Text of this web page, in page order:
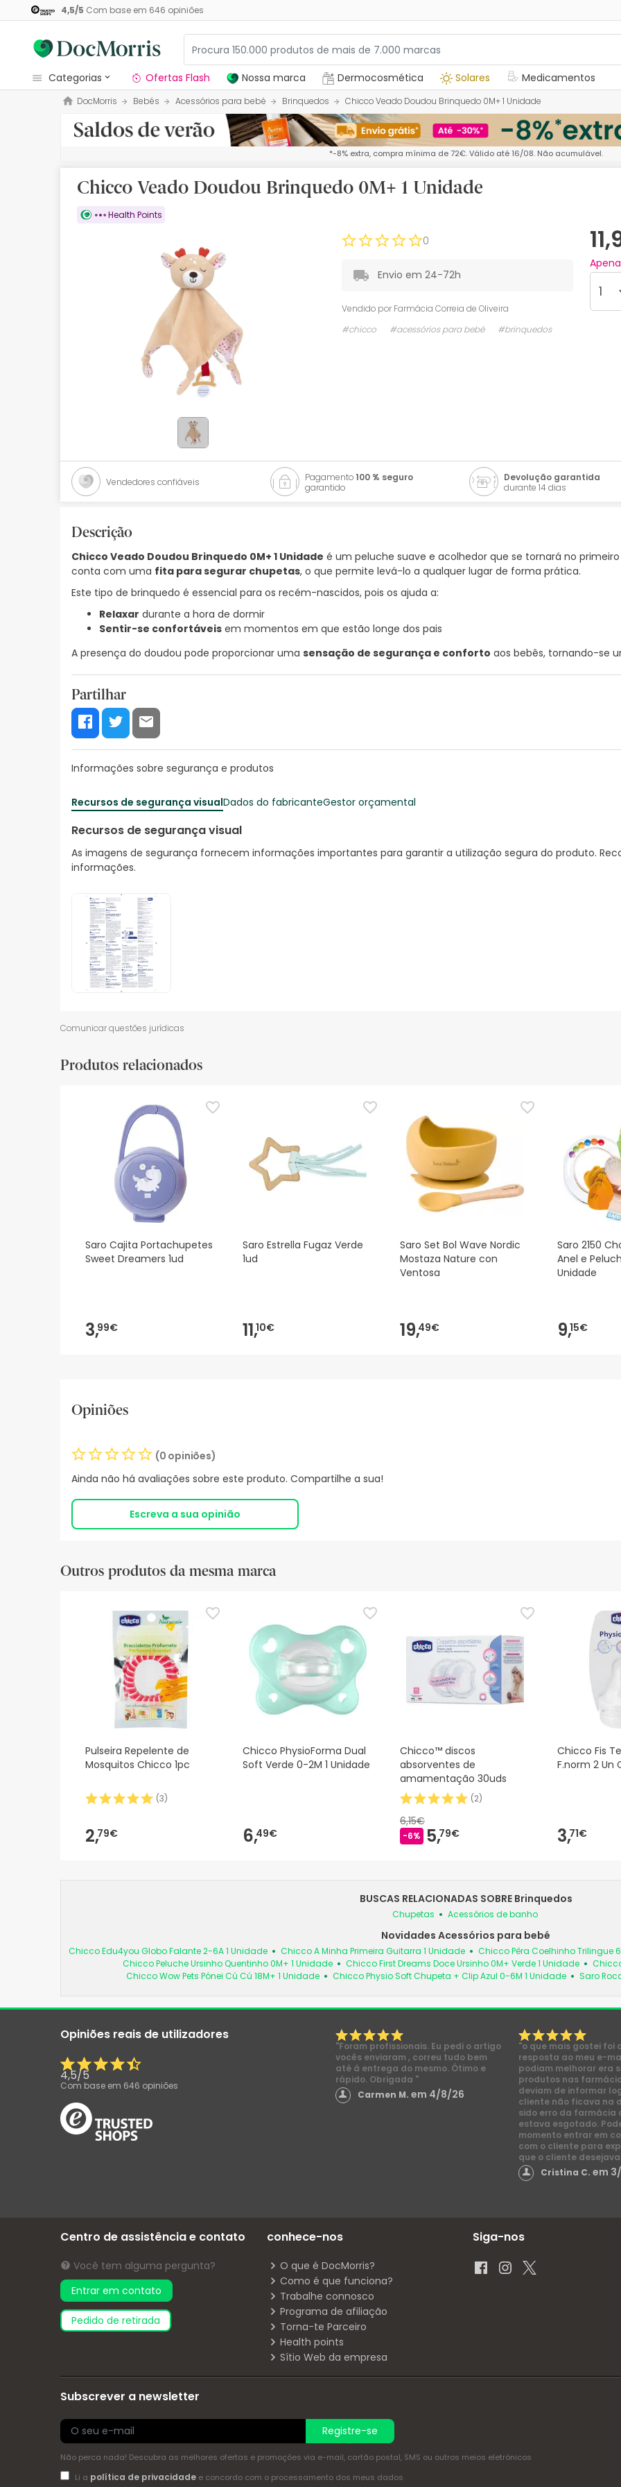
4,5/5 Com base em 646 opiniões
categorias
Dermocosmetica
Nossa marca
Medicamentos
Cosmética
Promoções
Mais vendidos
Health points
Ofertas Flash Nossa marca Dermocosmética Solares Medicamentos
DocMorris Bebés Acessórios para bebé Brinquedos Chicco Veado Doudou Brinquedo 0M+ 1 Unidade
*-8% extra, compra mínima de 72€. Válido até 16/08. Não acumulável.
Chicco Veado Doudou Brinquedo 0M+ 1 Unidade
Health Points
0
Envio em 24-72h
Vendido por Farmácia Correia de Oliveira
#chicco
#acessórios para bebé #brinquedos
Vendedores confiáveis Pagamento100 % seguro
garantido
Devolução garantida
durante 14 dias
Descrição
Chicco Veado Doudou Brinquedo 0M+ 1 Unidade é um peluche suave e acolhedor que se tornará no
conta com uma fita para segurar chupetas, o que permite levá-lo a qualquer lugar de forma prática.
Este tipo de brinquedo é essencial para os recém-nascidos, pois os ajuda a:
Relaxar durante a hora de dormir
Sentir-se confortáveis em momentos em que estão longe dos pais
A presença do doudou pode proporcionar uma sensação de segurança e conforto aos bebês, tornando-se
Partilhar
Informações sobre segurança e produtos
Recursos de segurança visualDados do fabricanteGestor orçamental
Recursos de segurança visual
As imagens de segurança fornecem informações importantes para garantir a utilização segura do produto.
informações.
Comunicar questões jurídicas
Produtos relacionados
Saro Cajita Portachupetes
Sweet Dreamers 1ud
3,99€
Saro Estrella Fugaz Verde
1ud
11,10€
Saro Set Bol Wave Nordic
Mostaza Nature con
Ventosa
19,49€
Saro 2150
Anel e
Unidade
9,15€
Opiniões
(0 opiniões)
Ainda não há avaliações sobre este produto. Compartilhe a sua!
Escreva a sua opinião
Outros produtos da mesma marca
Pulseira Repelente de
Mosquitos Chicco 1pc
(3)
2,79€
Chicco PhysioForma Dual
Soft Verde 0-2M 1 Unidade
6,49€
Chicco™ discos
absorventes de
amamentação 30uds
(2)
6,15€
-6% 5,79€
Chicco Fis
F.norm 2 Un
3,71€
BUSCAS RELACIONADAS SOBRE Brinquedos
Chupetas Acessórios de banho
Novidades Acessórios para bebé
Chicco Edu4you Globo Falante 2-6A 1 Unidade Chicco A Minha Primeira Guitarra 1 Unidade Chicco Pêra Coelhinho Trilingue
Chicco Peluche Ursinho Quentinho 0M+ 1 Unidade
Chicco First Dreams Doce Ursinho 0M+ Verde 1 Unidade
Chicco Wow Pets Pónei Cú Cú 18M+ 1 Unidade
Chicco Physio Soft Chupeta + Clip Azul 0-6M 1 Unidade Saro
Opiniões reais de utilizadores
4,5/5
Com base em 646 opiniões
"Foram profissionais. Eu pedi o artigo
vocês enviaram , correu tudo bem
até á entrega do mesmo. Ótimo e
rápido. Obrigada "
Carmen M. em 4/8/26
"o que mais gostei foi
resposta ao meu e-
podiam melhorar era
produtos nas
deviam de informar
cliente não ficava na
sido erro da farmácia
estava esgotado.
momento entrar em
com o cliente para
que o cliente
Cristina C.em
Centro de assistência e contato
Você tem alguma pergunta?
Entrar em contato
pedido de retirada
conhece-nos
O que é DocMorris?
Como é que funciona?
Trabalhe connosco
Programa de afiliação
Torna-te Parceiro
Health points
Sítio Web da empresa
Siga-nos
Subscrever a newsletter
Registre-se
Não perca nada! Descubra as melhores ofertas e promoções via e-mail, cartão postal, SMS ou outros meios eletrónicos
Li a política de privacidadee concordo com o processamento dos meus dados